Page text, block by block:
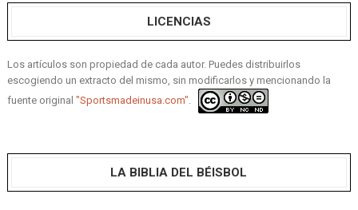
LICENCIAS
Los artículos son propiedad de cada autor. Puedes distribuirlos
escogiendo un extracto del mismo, sin modificarlos y mencionando la
fuente original "Sportsmadeinusa.com".
LA BIBLIA DEL BÉISBOL